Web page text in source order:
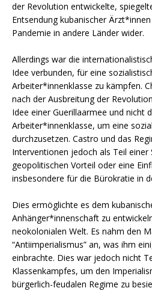
der Revolution entwickelte,
Entsendung kubanischer
Pandemie in andere Länder wider.
Allerdings war die
Idee verbunden, für eine
Arbeiter*innenklasse zu kämpfen.
nach der Ausbreitung der
Idee einer Guerillaarmee und nicht
Arbeiter*innenklasse, um eine
durchzusetzen. Castro und das
Interventionen jedoch als Teil einer
geopolitischen Vorteil oder eine
insbesondere für die Bürokratie in
Dies ermöglichte es dem
Anhänger*innenschaft zu
neokolonialen Welt. Es nahm den
“Antiimperialismus” an, was ihm
einbrachte. Dies war jedoch nicht
Klassenkampfes, um den
bürgerlich-feudalen Regime zu